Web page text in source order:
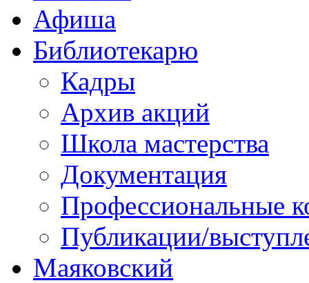
Афиша
Библиотекарю
Кадры
Архив акций
Школа мастерства
Документация
Профессиональные
Публикации/
Маяковский